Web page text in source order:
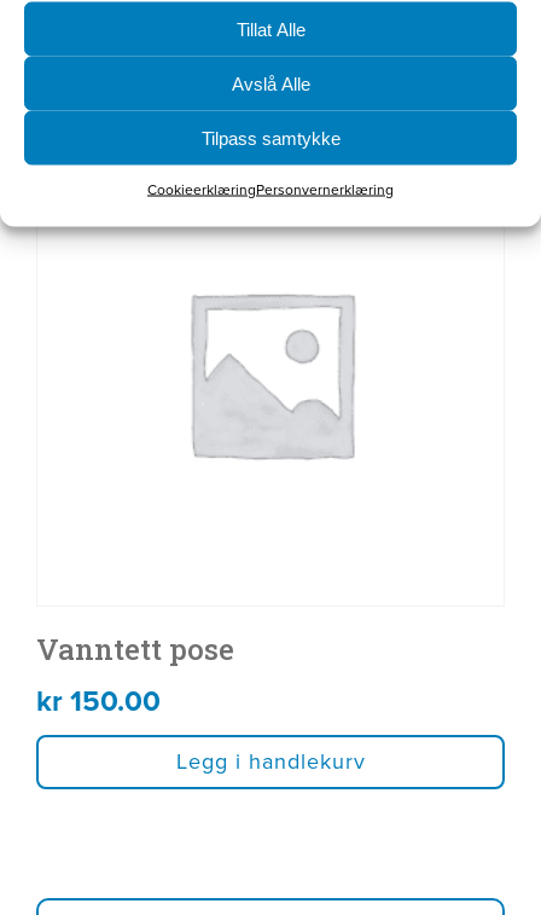
Tillat Alle
Avslå Alle
Tilpass samtykke
CookieerklæringPersonvernerklæring
Legg i handlekurv
Vanntett pose
kr150.00
Legg i handlekurv